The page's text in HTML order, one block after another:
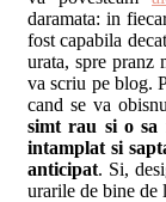
daramata: in
fost capabila
urata, spre pranz
va scriu pe blog.
cand se va
simt rau si o sa
intamplat si
anticipat. Si,
urarile de bine de